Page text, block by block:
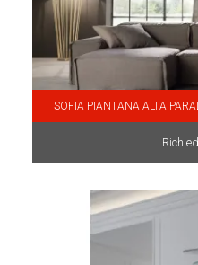
SOFIA PIANTANA ALTA